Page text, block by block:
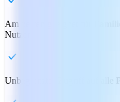
Am besten geeignet für
Nutzer)
Unbegrenzter Zugriff auf alle